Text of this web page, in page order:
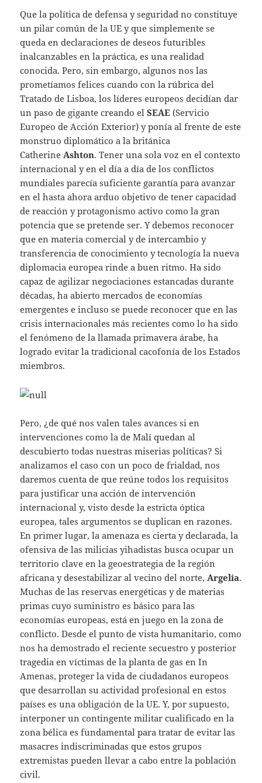
Que la política de defensa y seguridad no constituye
un pilar común de la UE y que simplemente se
queda en declaraciones de deseos futuribles
inalcanzables en la práctica, es una realidad
conocida. Pero, sin embargo, algunos nos las
prometíamos felices cuando con la rúbrica del
Tratado de Lisboa, los líderes europeos decidían dar
un paso de gigante creando elSEAE (Servicio
Europeo de Acción Exterior) y ponía al frente de este
monstruo diplomático a la británica
Catherine Ashton. Tener una sola voz en el contexto
internacional y en el día a día de los conflictos
mundiales parecía suficiente garantía para avanzar
en el hasta ahora arduo objetivo de tener capacidad
de reacción y protagonismo activo como la gran
potencia que se pretende ser. Y debemos reconocer
que en materia comercial y de intercambio y
transferencia de conocimiento y tecnología la nueva
diplomacia europea rinde a buen ritmo. Ha sido
capaz de agilizar negociaciones estancadas durante
décadas, ha abierto mercados de economías
emergentes e incluso se puede reconocer que en las
crisis internacionales más recientes como lo ha sido
el fenómeno de la llamada primavera árabe, ha
logrado evitar la tradicional cacofonía de los Estados
miembros.
Pero, ¿de qué nos valen tales avances si en
intervenciones como la de Malí quedan al
descubierto todas nuestras miserias políticas? Si
analizamos el caso con un poco de frialdad, nos
daremos cuenta de que reúne todos los requisitos
para justificar una acción de intervención
internacional y, visto desde la estricta óptica
europea, tales argumentos se duplican en razones.
En primer lugar, la amenaza es cierta y declarada, la
ofensiva de las milicias yihadistas busca ocupar un
territorio clave en la geoestrategia de la región
africana y desestabilizar al vecino del norte, Argelia.
Muchas de las reservas energéticas y de materias
primas cuyo suministro es básico para las
economías europeas, está en juego en la zona de
conflicto. Desde el punto de vista humanitario, como
nos ha demostrado el reciente secuestro y posterior
tragedia en víctimas de la planta de gas en In
Amenas, proteger la vida de ciudadanos europeos
que desarrollan su actividad profesional en estos
países es una obligación de la UE. Y, por supuesto,
interponer un contingente militar cualificado en la
zona bélica es fundamental para tratar de evitar las
masacres indiscriminadas que estos grupos
extremistas pueden llevar a cabo entre la población
civil.